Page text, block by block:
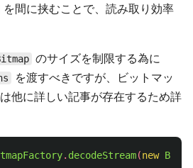
を間に挟むことで、読み取り効率
のサイズを制限する為に
を渡すべきですが、ビットマッ
他に詳しい記事が存在するため詳
. decodeStream(new